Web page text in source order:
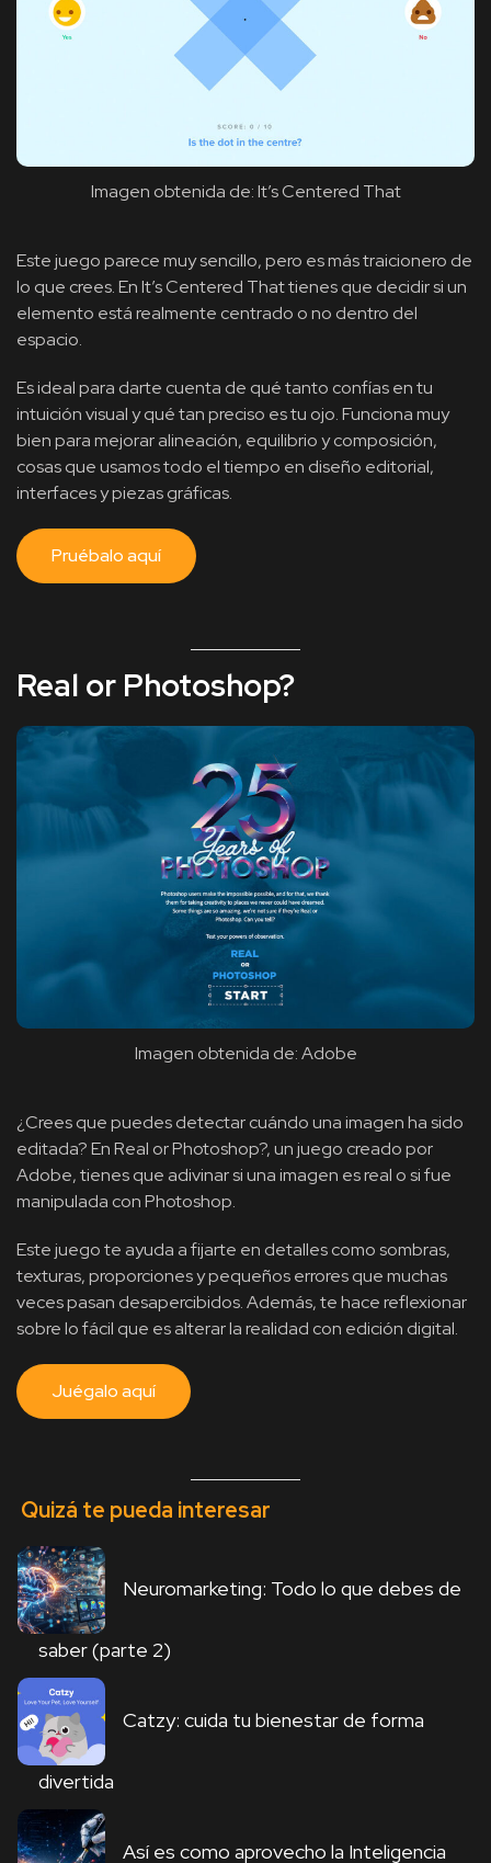
Imagen obtenida de: It’s Centered That
Este juego parece muy sencillo, pero es más traicionero de
lo que crees. En It’s Centered That tienes que decidir si un
elemento está realmente centrado o no dentro del
espacio.
Es ideal para darte cuenta de qué tanto confías en tu
intuición visual y qué tan preciso es tu ojo. Funciona muy
bien para mejorar alineación, equilibrio y composición,
cosas que usamos todo el tiempo en diseño editorial,
interfaces y piezas gráficas.
Pruébalo aquí
Real or Photoshop?
Imagen obtenida de: Adobe
¿Crees que puedes detectar cuándo una imagen ha sido
editada? En Real or Photoshop?, un juego creado por
Adobe, tienes que adivinar si una imagen es real o si fue
manipulada con Photoshop.
Este juego te ayuda a fijarte en detalles como sombras,
texturas, proporciones y pequeños errores que muchas
veces pasan desapercibidos. Además, te hace reflexionar
sobre lo fácil que es alterar la realidad con edición digital.
Juégalo aquí
Quizá te pueda interesar
Neuromarketing: Todo lo que debes de
saber (parte 2)
Catzy: cuida tu bienestar de forma
divertida
Así es como aprovecho la Inteligencia